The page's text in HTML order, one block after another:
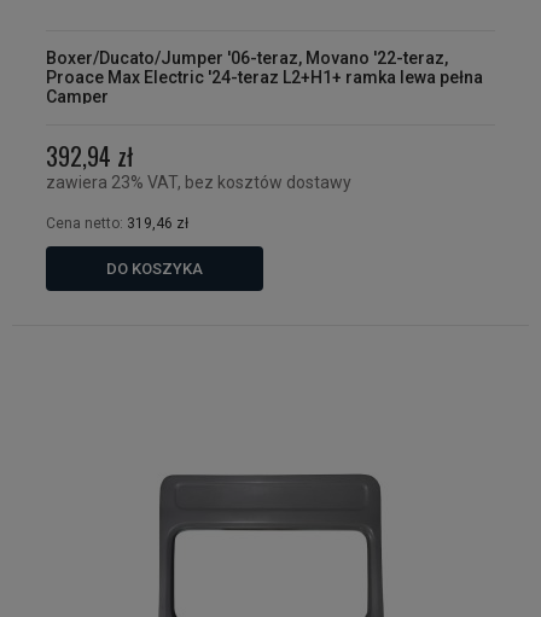
Boxer/Ducato/Jumper '06-teraz, Movano '22-teraz,
Proace Max Electric '24-teraz L2+H1+ ramka lewa pełna
Camper
392,94 zł
zawiera 23% VAT, bez kosztów dostawy
Cena netto: 319,46 zł
DO KOSZYKA